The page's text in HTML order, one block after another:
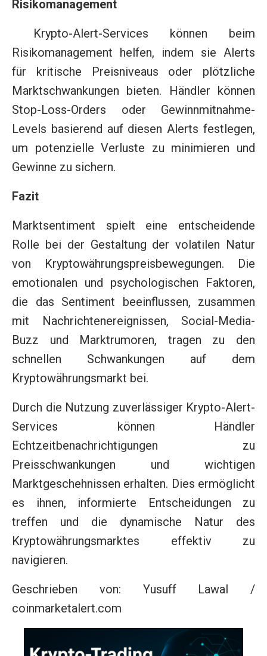
Risikomanagement
Krypto-Alert-Services können beim
Risikomanagement helfen, indem sie Alerts
für kritische Preisniveaus oder plötzliche
Marktschwankungen bieten. Händler können
Stop-Loss-Orders oder Gewinnmitnahme-
Levels basierend auf diesen Alerts festlegen,
um potenzielle Verluste zu minimieren und
Gewinne zu sichern.
Fazit
Marktsentiment spielt eine entscheidende
Rolle bei der Gestaltung der volatilen Natur
von Kryptowährungspreisbewegungen. Die
emotionalen und psychologischen Faktoren,
die das Sentiment beeinflussen, zusammen
mit Nachrichtenereignissen, Social-Media-
Buzz und Marktrumoren, tragen zu den
schnellen Schwankungen auf dem
Kryptowährungsmarkt bei.
Durch die Nutzung zuverlässiger Krypto-Alert-
Services können Händler
Echtzeitbenachrichtigungen zu
Preisschwankungen und wichtigen
Marktgeschehnissen erhalten. Dies ermöglicht
es ihnen, informierte Entscheidungen zu
treffen und die dynamische Natur des
Kryptowährungsmarktes effektiv zu
navigieren.
Geschrieben von: Yusuff Lawal /
coinmarketalert.com